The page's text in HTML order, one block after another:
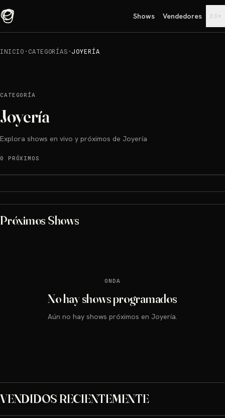
Shows Vendedores ES ▾
INICIO · CATEGORÍAS ·JOYERÍA
CATEGORÍA
Joyería
Explora shows en vivo y próximos de Joyería
0 PRÓXIMOS
Próximos Shows
ONDA
No hay shows programados
Aún no hay shows próximos en Joyería.
VENDIDOS RECIENTEMENTE